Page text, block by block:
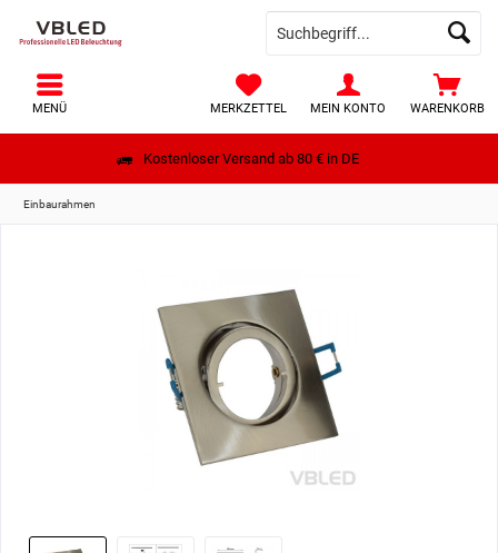
Kostenloser Versand ab 80 € in DE
WARENKORB
MERKZETTEL MEIN KONTO
MENÜ
Einbaurahmen